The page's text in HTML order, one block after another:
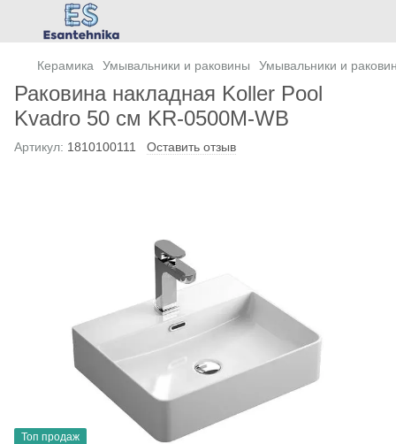
Керамика Умывальники и раковины Умывальники и
Раковина накладная Koller Pool
Kvadro 50 см KR-0500M-WB
Артикул: 1810100111 Оставить отзыв
Топ продаж